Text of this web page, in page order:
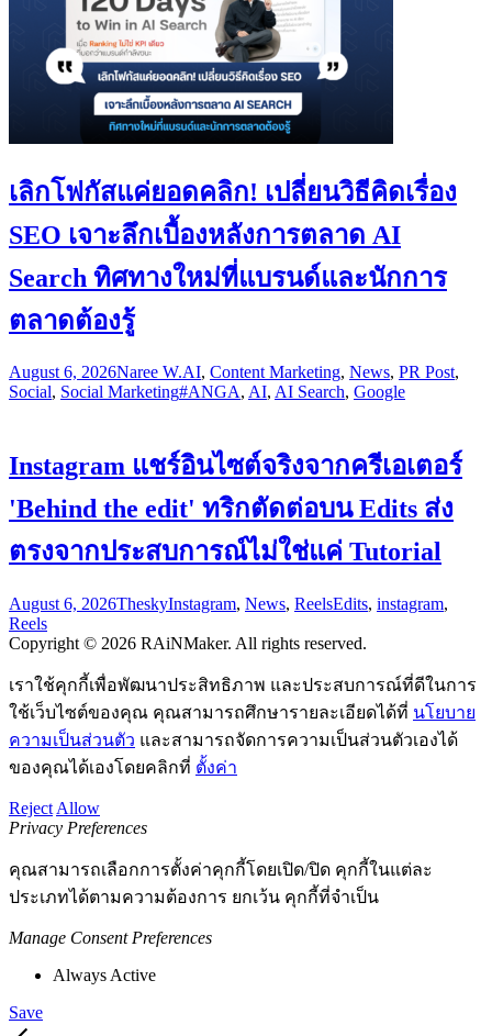
เลิกโฟกัสแค่ยอดคลิก! เปลี่ยนวิธีคิดเรื่อง
SEO เจาะลึกเบื้องหลังการตลาด AI
Search ทิศทางใหม่ที่แบรนด์และนักการ
ตลาดต้องรู้
August 6, 2026Naree W.AI, Content Marketing, News, PR Post,
Social, Social Marketing#ANGA, AI, AI Search, Google
Instagram แชร์อินไซต์จริงจากครีเอเตอร์
'Behind the edit' ทริกตัดต่อบน Edits ส่ง
ตรงจากประสบการณ์ไม่ใช่แค่ Tutorial
August 6, 2026TheskyInstagram, News, ReelsEdits, instagram,
Reels
Copyright © 2026 RAiNMaker. All rights reserved.
เราใช้คุกกี้เพื่อพัฒนาประสิทธิภาพ และประสบการณ์ที่ดีในการ
ใช้เว็บไซต์ของคุณ คุณสามารถศึกษารายละเอียดได้ที่ นโยบาย
ความเป็นส่วนตัว และสามารถจัดการความเป็นส่วนตัวเองได้
ของคุณได้เองโดยคลิกที่ ตั้งค่า
Reject Allow
Privacy Preferences
คุณสามารถเลือกการตั้งค่าคุกกี้โดยเปิด/ปิด คุกกี้ในแต่ละ
ประเภทได้ตามความต้องการ ยกเว้น คุกกี้ที่จำเป็น
Manage Consent Preferences
Always Active
Save